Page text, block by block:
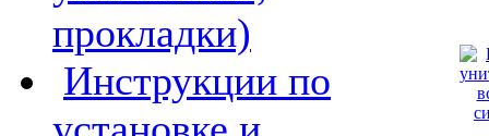
прокладки)
Инструкции по